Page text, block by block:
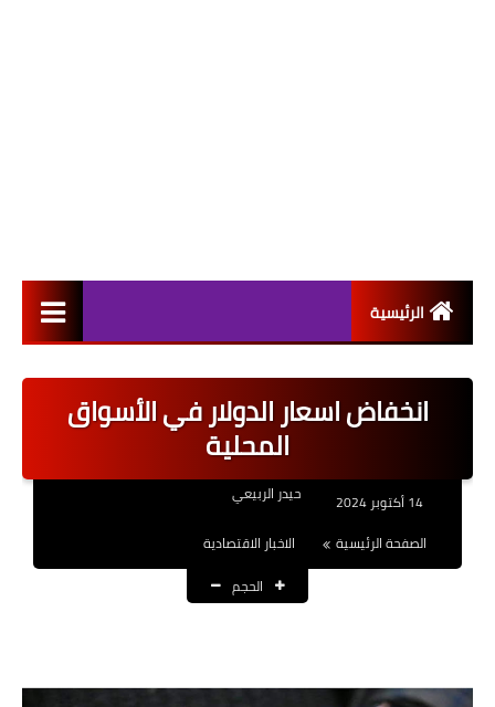
الرئيسية
اخبار القطاع العام
اخبار القطاع الخاص
العقود والاجور اليومية
انخفاض اسعار الدولار في الأسواق
المحلية
14 أكتوبر 2024
حيدر الربيعي
الصفحة الرئيسية
الاخبار الاقتصادية
الحجم